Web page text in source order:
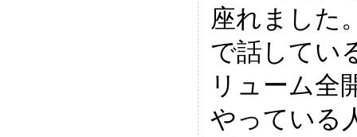
座れました
で話してい
リューム全
やっている